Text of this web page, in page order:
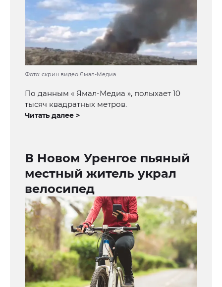
Фото: скрин видео Ямал-Медиа
По данным « Ямал-Медиа », полыхает 10
тысяч квадратных метров.
Читать далее >
В Новом Уренгое пьяный
местный житель украл
велосипед